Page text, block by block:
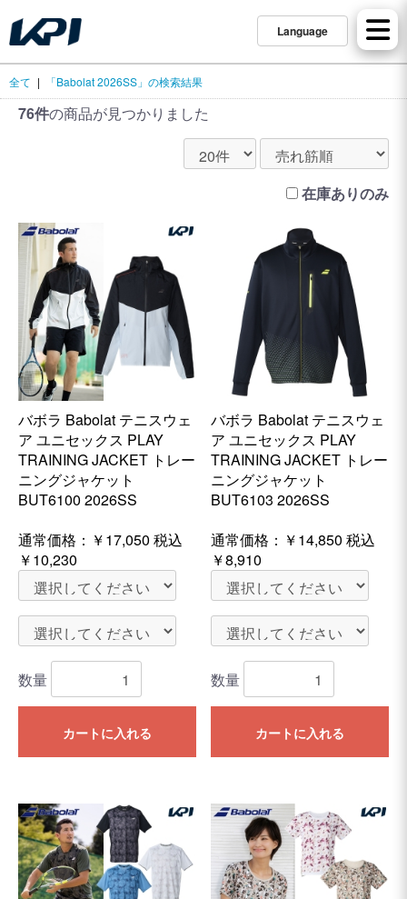
Language
全て | 「Babolat 2026SS」の検索結果
76件の商品が見つかりました
在庫ありのみ
バボラ Babolat テニスウェ
ア ユニセックス PLAY
TRAINING JACKET トレー
ニングジャケット
BUT6100 2026SS
通常価格： ￥17,050 税込
￥10,230
数量
カートに入れる
バボラ Babolat テニスウェ
ア ユニセックス PLAY
TRAINING JACKET トレー
ニングジャケット
BUT6103 2026SS
通常価格： ￥14,850 税込
￥8,910
数量
カートに入れる